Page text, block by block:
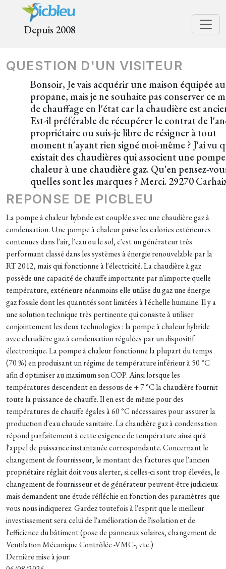
Depuis 2008
QUESTION D'UN VISITEUR
Bonsoir, Je vais acquérir une maison équipée au
propane, mais je ne souhaite pas conserver ce
de chauffage en l'état car la chaudière est
Est-il préférable de récupérer le contrat de
propriétaire ou suis-je libre de résigner à tout
moment n'ayant rien signé moi-même ? J'ai vu
existait des chaudières qui associent une
chaleur à une chaudière gaz. Qu'en pensez-
quelles sont les marques ? Merci. 29270
REPONSE DE PICBLEU
La pompe à chaleur hybride est couplée avec une chaudière gaz à
condensation. Une pompe à chaleur puise les calories extérieures
contenues dans l'air, l'eau ou le sol, c'est un générateur très
performant classé dans les systèmes à énergie renouvelable par la
RT 2012, mais qui fonctionne à l'électricité. La chaudière à gaz
possède une capacité de chauffe importante par n'importe quelle
température, extérieure néanmoins elle utilise du gaz une énergie
gaz fossile dont les quantités sont limitées à l'échelle humaine. Il y a
une solution technique très pertinente qui consiste à utiliser
conjointement les deux technologies : la pompe à chaleur hybride
avec chaudière gaz à condensation régulées par un dispositif
électronique. La pompe à chaleur fonctionne la plupart du temps
(70 %) en produisant un régime de température inférieur à 50 °C
afin d'optimiser au maximum son COP. Ainsi lorsque les
températures descendent en dessous de + 7 °C la chaudière fournit
toute la puissance de chauffe. Il en est de même pour des
températures de chauffe égales à 60 °C nécessaires pour assurer la
production d'eau chaude sanitaire. La chaudière gaz à condensation
répond parfaitement à cette exigence de température ainsi qu'à
l'appel de puissance instantanée correspondante. Concernant le
changement de fournisseur, le montant des factures que l'ancien
propriétaire réglait doit vous alerter, si celles-ci sont trop élevées, le
changement de fournisseur et de générateur peuvent-être judicieux
mais demandent une étude réfléchie en fonction des paramètres que
vous nous indiquerez. Gardez toutefois à l'esprit que le meilleur
investissement sera celui de l'amélioration de l'isolation et de
l'efficience du bâtiment (pose de panneaux solaires, changement de
Ventilation Mécanique Contrôlée -VMC-, etc.)
Dernière mise à jour: